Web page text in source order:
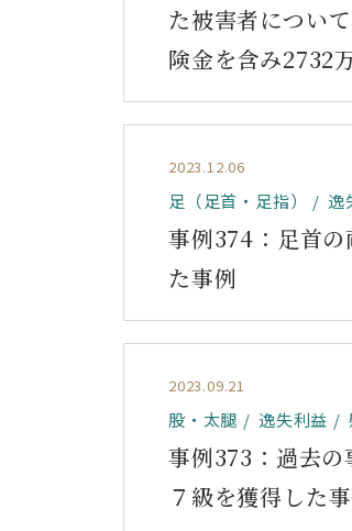
た被害者につい
険金を含み2732
2023.12.06
足（足首・足指） 逸
事例374：足首
た事例
2023.09.21
股・太腿 逸失利益
事例373：過去
７級を獲得した